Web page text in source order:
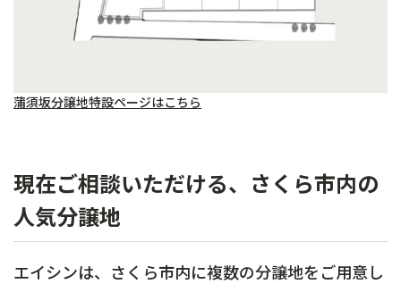
蒲須坂分譲地特設ページはこちら
現在ご相談いただける、さくら市内の
人気分譲地
エイシンは、さくら市内に複数の分譲地をご用意し